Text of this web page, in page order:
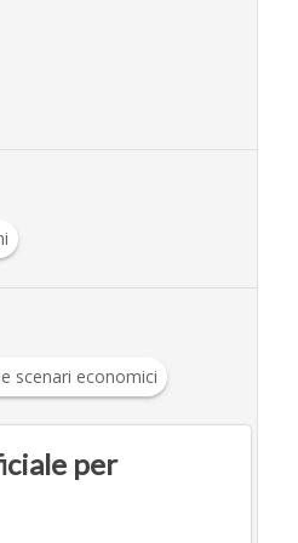
scenari economici
per